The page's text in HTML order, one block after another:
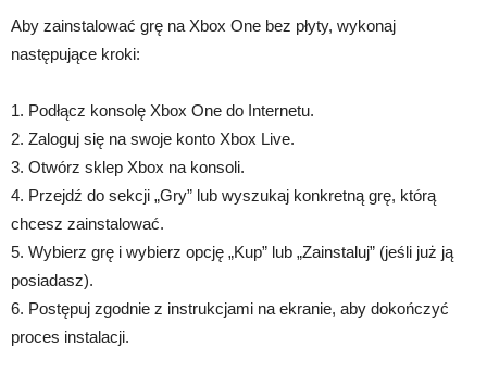
Aby zainstalować grę na Xbox One bez płyty, wykonaj
następujące kroki:
1. Podłącz konsolę Xbox One do Internetu.
2. Zaloguj się na swoje konto Xbox Live.
3. Otwórz sklep Xbox na konsoli.
4. Przejdź do sekcji „Gry” lub wyszukaj konkretną grę, którą
chcesz zainstalować.
5. Wybierz grę i wybierz opcję „Kup” lub „Zainstaluj” (jeśli już ją
posiadasz).
6. Postępuj zgodnie z instrukcjami na ekranie, aby dokończyć
proces instalacji.